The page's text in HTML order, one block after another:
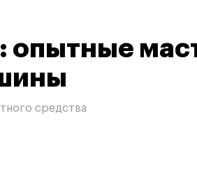
опытные
средства